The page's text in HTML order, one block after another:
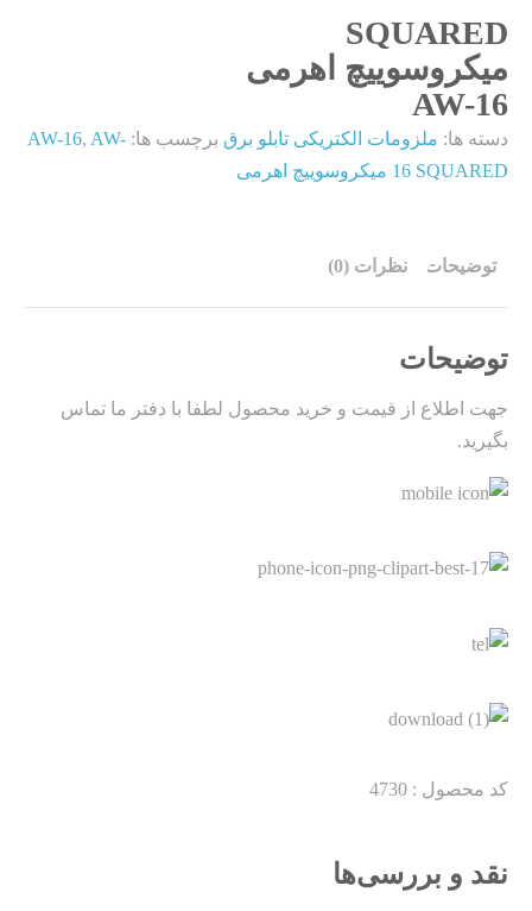
SQUARED
میکروسوییچ اهرمی
AW-16
دسته ها: ملزومات الکتریکی تابلو برق برچسب ها: AW-16, AW-
16 SQUARED میکروسوییچ اهرمی
توضیحات نظرات (0)
توضیحات
جهت اطلاع از قیمت و خرید محصول لطفا با دفتر ما تماس
بگیرید.
کد محصول : 4730
نقد و بررسی‌ها